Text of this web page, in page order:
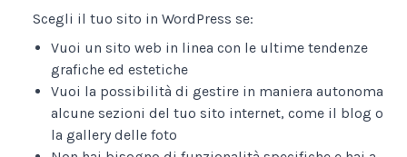
Scegli il tuo sito in WordPress se:
Vuoi un sito web in linea con le ultime tendenze
grafiche ed estetiche
Vuoi la possibilità di gestire in maniera autonoma
alcune sezioni del tuo sito internet, come il blog o
la gallery delle foto